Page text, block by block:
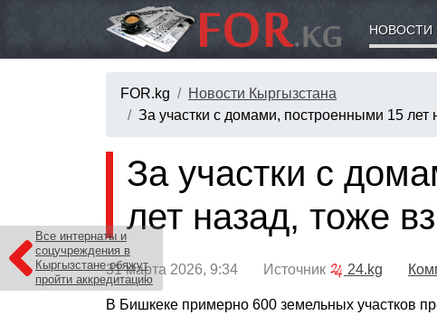
НОВОСТИ
FOR.kg
Новости Кыргызстана
За участки с домами, построенными 15 лет
Все интернаты и
соцучреждения в
Кыргызстане обяжут
пройти аккредитацию
За участки с
лет назад, тоже
31 марта 2026, 9:34 Источник 24.kg
В Бишкеке примерно 600 земельных участков